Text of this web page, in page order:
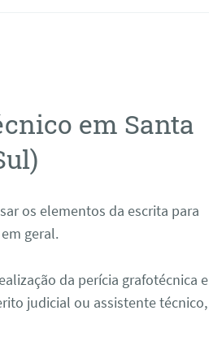
em Santa
os elementos da escrita para
geral.
da perícia grafotécnica e
judicial ou assistente técnico,